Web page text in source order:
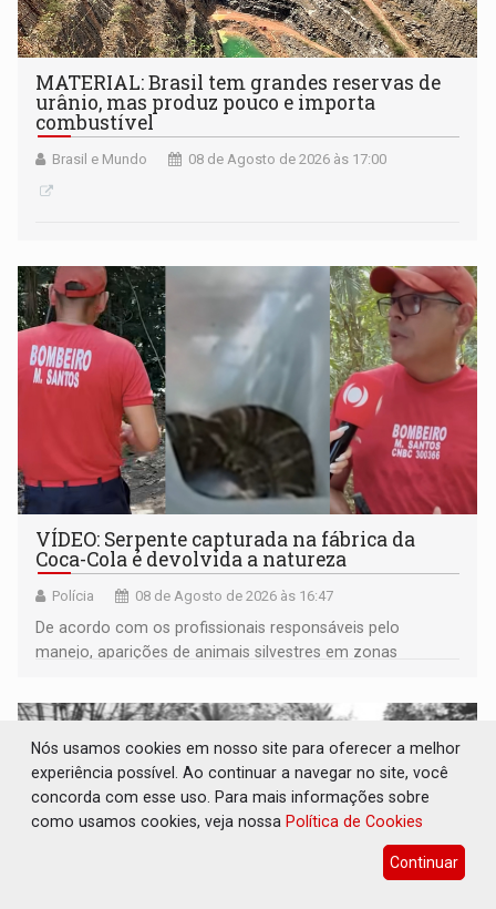
MATERIAL: Brasil tem grandes reservas de
urânio, mas produz pouco e importa
combustível
Brasil e Mundo 08 de Agosto de 2026 às 17:00
VÍDEO: Serpente capturada na fábrica da
Coca-Cola é devolvida a natureza
Polícia 08 de Agosto de 2026 às 16:47
De acordo com os profissionais responsáveis pelo
manejo, aparições de animais silvestres em zonas
Nós usamos cookies em nosso site para oferecer a melhor
experiência possível. Ao continuar a navegar no site, você
concorda com esse uso. Para mais informações sobre
como usamos cookies, veja nossa Política de Cookies
Continuar